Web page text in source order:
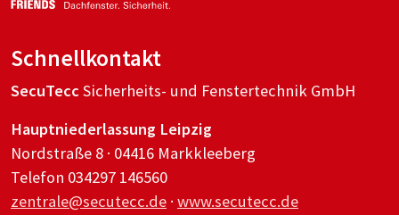
Schnellkontakt
SecuTecc Sicherheits- und Fenstertechnik GmbH
Hauptniederlassung Leipzig
Nordstraße 8 · 04416 Markkleeberg
Telefon 034297 146560
zentrale@secutecc.de · www.secutecc.de